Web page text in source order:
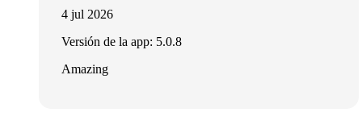
4 jul 2026
Versión de la app: 5.0.8
Amazing